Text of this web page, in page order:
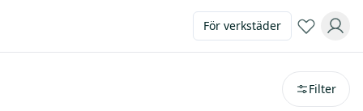
För verkstäder
Filter
avstånd